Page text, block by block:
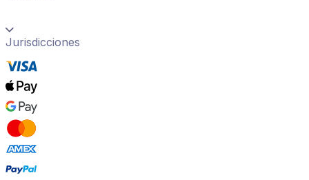
Jurisdicciones